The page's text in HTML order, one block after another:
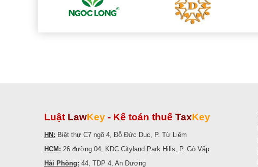
Luật LawKey - Kế toán thuế TaxKey
HN: Biệt thự C7 ngõ 4, Đỗ Đức Dục, P. Từ Liêm
HCM: 26 đường 04, KDC Cityland Park Hills, P. Gò Vấp
Hải Phòng: 44, TDP 4, An Dương